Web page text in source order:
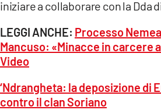
iniziare a collaborare con la Dda
LEGGI ANCHE: Processo
Mancuso: «Minacce in carcere
Video
‘Ndrangheta: la deposizione di
contro il clan Soriano